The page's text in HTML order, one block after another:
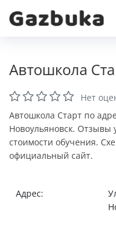
Автошкола
Нет
Автошкола Старт по
Новоульяновск. Отзывы
стоимости обучения.
официальный сайт.
Адрес: